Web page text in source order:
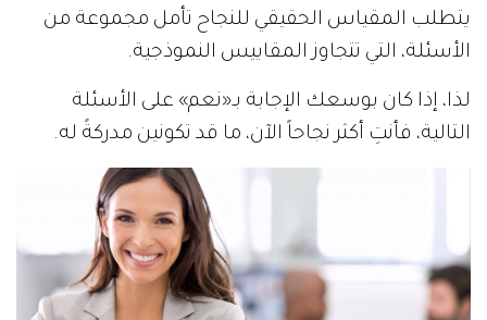
يتطلب المقياس الحقيقي للنجاح تأمل مجموعة من
الأسئلة، التي تتجاوز المقاييس النموذجية.
لذا، إذا كان بوسعك الإجابة بـ«نعم» على الأسئلة
التالية، فأنتِ أكثر نجاحاً الآن، ما قد تكونين مدركةً له.